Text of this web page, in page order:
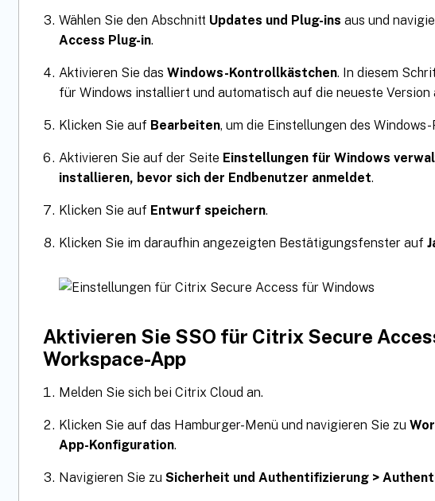
Wählen Sie den Abschnitt Updates und Plug-ins aus und
Access Plug-in.
Aktivieren Sie das Windows-Kontrollkästchen. In diesem
für Windows installiert und automatisch auf die neueste Version
Klicken Sie auf Bearbeiten, um die Einstellungen des
Aktivieren Sie auf der Seite Einstellungen für Windows
installieren, bevor sich der Endbenutzer anmeldet.
Klicken Sie auf Entwurf speichern.
Klicken Sie im daraufhin angezeigten Bestätigungsfenster auf
Aktivieren Sie SSO für Citrix Secure
Workspace-App
Melden Sie sich bei Citrix Cloud an.
Klicken Sie auf das Hamburger-Menü und navigieren Sie zu
App-Konfiguration.
Navigieren Sie zu Sicherheit und Authentifizierung >